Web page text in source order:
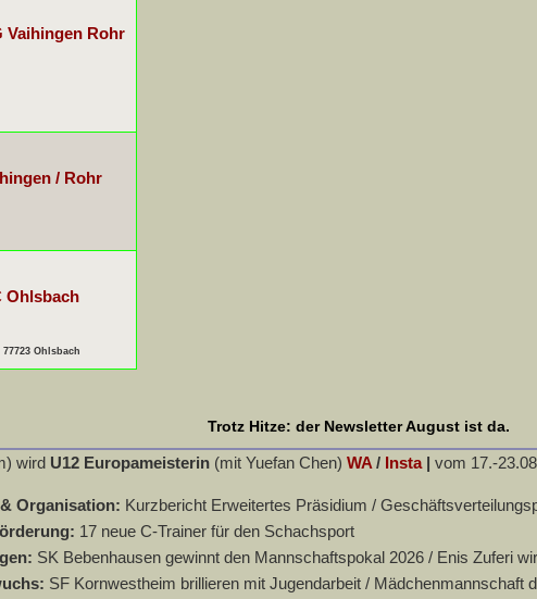
Vaihingen Rohr
/ Rohr
Ohlsbach
Ohlsbach
Trotz Hitze: der Newsletter August ist da.
wird U12 Europameisterin (mit Yuefan Chen) WA / Insta| vom 17.-
Organisation: Kurzbericht Erweitertes Präsidium /
17 neue C-Trainer für den Schachsport
SK Bebenhausen gewinnt den Mannschaftspokal 2026 / Enis Zuferi
SF Kornwestheim brillieren mit Jugendarbeit /